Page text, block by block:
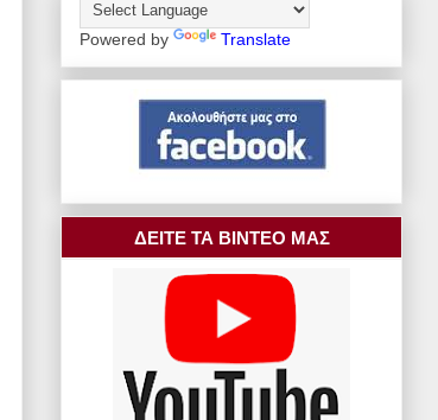
Powered by Translate
ΔΕΙΤΕ ΤΑ ΒΙΝΤΕΟ ΜΑΣ